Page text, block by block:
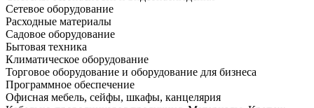
Сетевое оборудование
Расходные материалы
Садовое оборудование
Бытовая техника
Климатическое оборудование
Торговое оборудование и оборудование для бизнеса
Программное обеспечение
Офисная мебель, сейфы, шкафы, канцелярия